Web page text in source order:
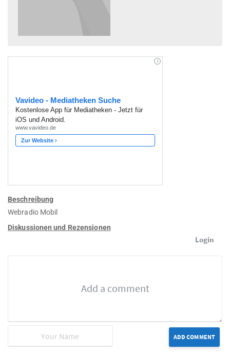
Beschreibung
Webradio Mobil
Diskussionen und Rezensionen
Login
ADD COMMENT